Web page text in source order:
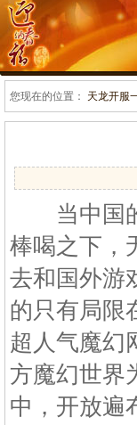
您现在的位置： 天龙开服
当中国的
棒喝之下，
去和国外游
的只有局限
超人气魔幻
方魔幻世界
中，开放遍